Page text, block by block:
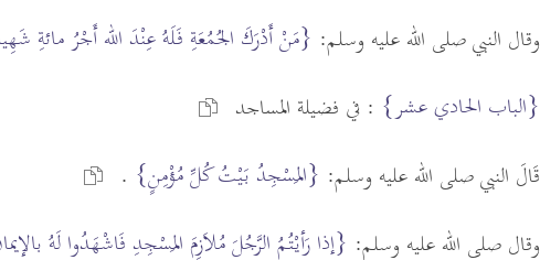
وقال النبي صلى الله عليه وسلم: {مَنْ أَدْرَكَ الجُمُعَةِ فَلَهُ عِنْدَ الله أَجْرُ مائةِ
{الباب الحادي عشر} : في فضيلة المساجد
قَالَ النبي صلى الله عليه وسلم: {المَسْجِدُ بَيْتُ كُلِّ مُؤْمِنٍ} .
وقال صلى الله عليه وسلم: {إذا رَأيْتُمُ الرَّجُلَ مُلاَزِمَ المَسْجِدِ فَاشْهَدُوا لَهُ